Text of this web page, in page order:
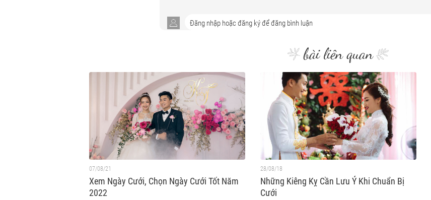
bài liên quan
07/08/21
Xem Ngày Cưới, Chọn Ngày Cưới Tốt Năm
2022
28/08/18
Những Kiêng Kỵ Cần Lưu Ý Khi Chuẩn Bị
Cưới